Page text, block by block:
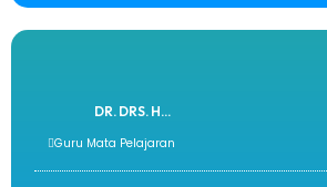
DR. DRS. H...
Guru Mata Pelajaran